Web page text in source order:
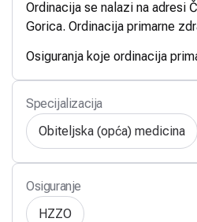
Ordinacija se nalazi na adresi
Gorica. Ordinacija primarne
Osiguranja koje ordinacija
Specijalizacija
Obiteljska (opća) medicina
Osiguranje
HZZO